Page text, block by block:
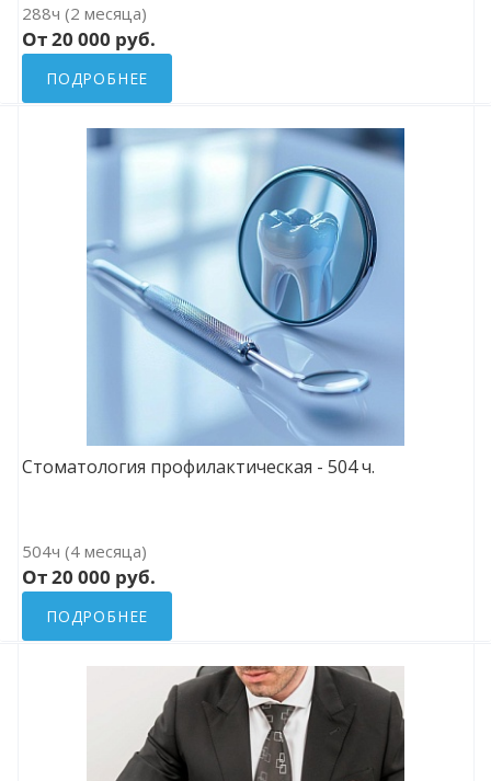
288ч (2 месяца)
От 20 000 руб.
ПОДРОБНЕЕ
Стоматология профилактическая - 504 ч.
504ч (4 месяца)
От 20 000 руб.
ПОДРОБНЕЕ